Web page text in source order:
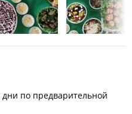
по предварительной